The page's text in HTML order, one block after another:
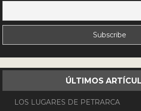
ÚLTIMOS
LOS LUGARES DE PETRARCA